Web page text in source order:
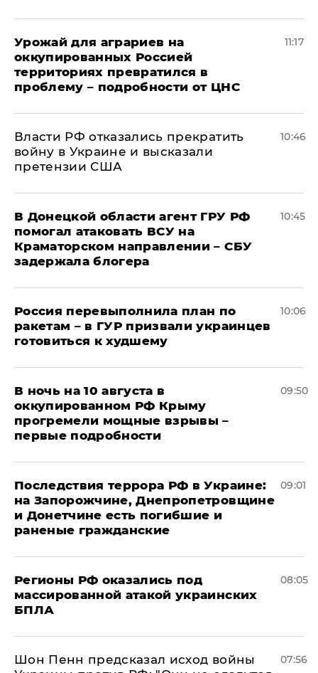
Урожай для аграриев на
оккупированных Россией
территориях превратился в
проблему – подробности от ЦНС
11:17
Власти РФ отказались прекратить
войну в Украине и высказали
претензии США
10:46
В Донецкой области агент ГРУ РФ
помогал атаковать ВСУ на
Краматорском направлении – СБУ
задержала блогера
10:45
Россия перевыполнила план по
ракетам – в ГУР призвали украинцев
готовиться к худшему
10:06
В ночь на 10 августа в
оккупированном РФ Крыму
прогремели мощные взрывы –
первые подробности
09:50
Последствия террора РФ в Украине:
на Запорожчине, Днепропетровщине
и Донетчине есть погибшие и
раненые гражданские
09:01
Регионы РФ оказались под
массированной атакой украинских
БПЛА
08:05
Шон Пенн предсказал исход войны
07:56